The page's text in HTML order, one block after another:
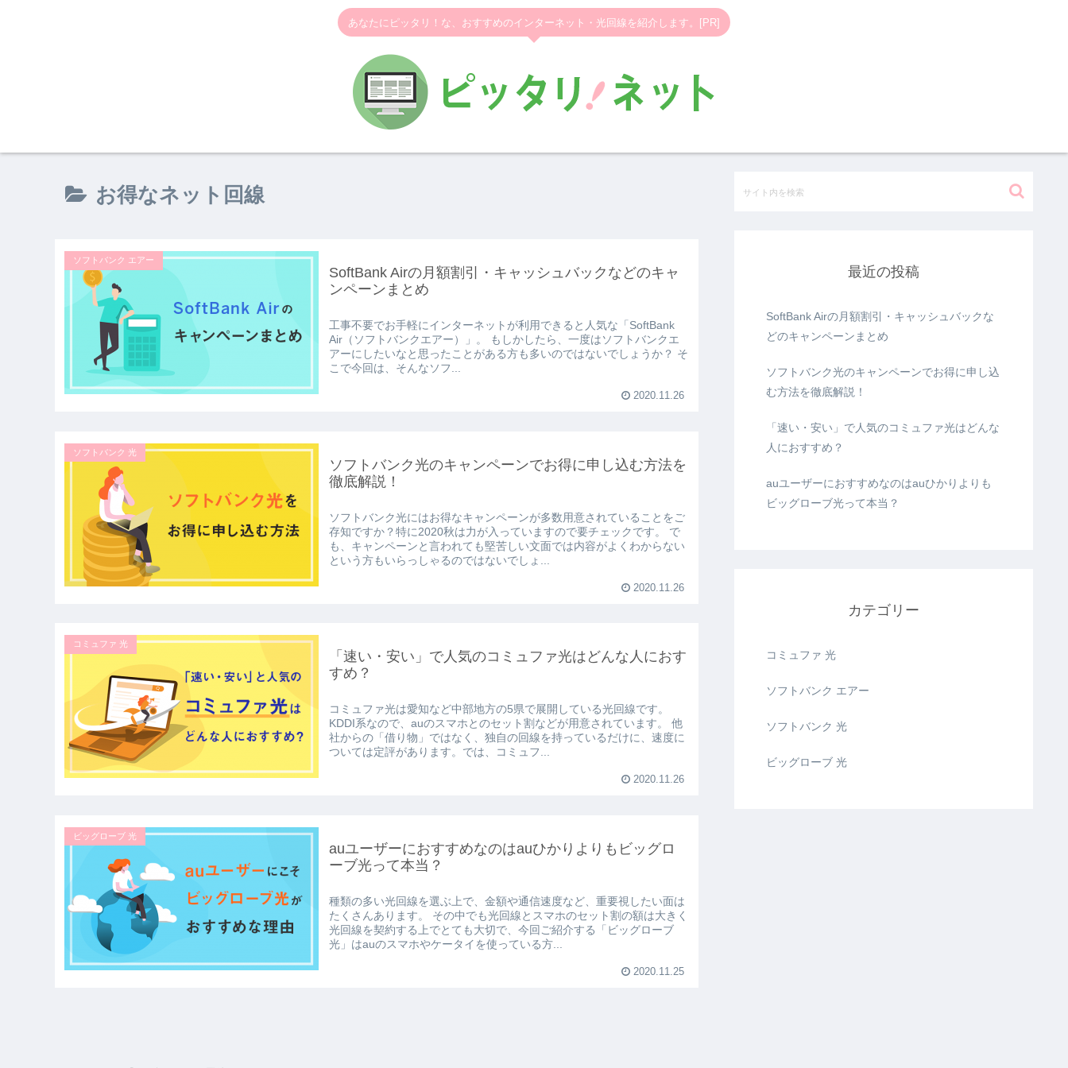
あなたにピッタリ！な、おすすめのインターネット・光回線を紹介します。[PR]
お得なネット回線
ソフトバンク エアー
SoftBank Airの月額割引・キャッシュバックなどのキャ
ンペーンまとめ
工事不要でお手軽にインターネットが利用できると人気な「SoftBank
Air（ソフトバンクエアー）」。 もしかしたら、一度はソフトバンクエ
アーにしたいなと思ったことがある方も多いのではないでしょうか？ そ
こで今回は、そんなソフ...
2020.11.26
ソフトバンク 光
ソフトバンク光のキャンペーンでお得に申し込む方法を
徹底解説！
ソフトバンク光にはお得なキャンペーンが多数用意されていることをご
存知ですか？特に2020秋は力が入っていますので要チェックです。 で
も、キャンペーンと言われても堅苦しい文面では内容がよくわからない
という方もいらっしゃるのではないでしょ...
2020.11.26
コミュファ 光
「速い・安い」で人気のコミュファ光はどんな人におす
すめ？
コミュファ光は愛知など中部地方の5県で展開している光回線です。
KDDI系なので、auのスマホとのセット割などが用意されています。 他
社からの「借り物」ではなく、独自の回線を持っているだけに、速度に
ついては定評があります。では、コミュフ...
2020.11.26
ビッグローブ 光
auユーザーにおすすめなのはauひかりよりもビッグロ
ーブ光って本当？
種類の多い光回線を選ぶ上で、金額や通信速度など、重要視したい面は
たくさんあります。 その中でも光回線とスマホのセット割の額は大きく
光回線を契約する上でとても大切で、今回ご紹介する「ビッグローブ
光」はauのスマホやケータイを使っている方...
2020.11.25
最近の投稿
SoftBank Airの月額割引・キャッシュバックな
どのキャンペーンまとめ
ソフトバンク光のキャンペーンでお得に申し込
む方法を徹底解説！
「速い・安い」で人気のコミュファ光はどんな
人におすすめ？
auユーザーにおすすめなのはauひかりよりも
ビッグローブ光って本当？
カテゴリー
コミュファ 光
ソフトバンク エアー
ソフトバンク 光
ビッグローブ 光